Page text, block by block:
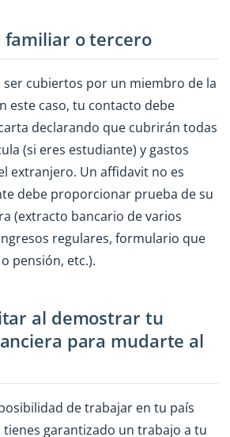
familiar o tercero
ser cubiertos por un miembro de la
este caso, tu contacto debe
declarando que cubrirán todas
(si eres estudiante) y gastos
extranjero. Un affidavit no es
debe proporcionar prueba de su
(extracto bancario de varios
regulares, formulario que
pensión, etc.).
al demostrar tu
para mudarte al
de trabajar en tu país
garantizado un trabajo a tu